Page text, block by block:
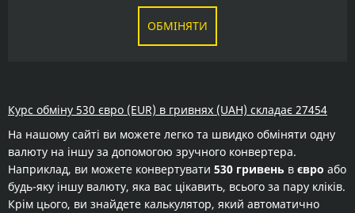
ОБМІНЯТИ
Курс обміну 530 євро (EUR) в гривнях (UAH) складає 27454
На нашому сайті ви можете легко та швидко обміняти одну
валюту на іншу за допомогою зручного конвертера.
Наприклад, ви можете конвертувати 530 гривень в євро або
будь-яку іншу валюту, яка вас цікавить, всього за пару кліків.
Крім цього, ви знайдете калькулятор, який автоматично